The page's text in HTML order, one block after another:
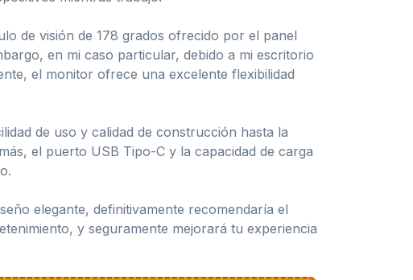
de visión de 178 grados ofrecido por el panel
en mi caso particular, debido a mi escritorio
el monitor ofrece una excelente flexibilidad
de uso y calidad de construcción hasta la
el puerto USB Tipo-C y la capacidad de carga
elegante, definitivamente recomendaría el
y seguramente mejorará tu experiencia